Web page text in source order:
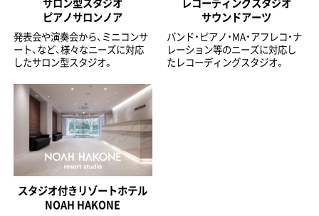
ピアノサロンノア
発表会や演奏会から、ミニコンサ
ート、など、様々なニーズに対応
したサロン型スタジオ。
サウンドアーツ
バンド・ピアノ・MA・アフレコ・ナ
レーション等のニーズに対応し
たレコーディングスタジオ。
スタジオ付きリゾートホテル
NOAH HAKONE